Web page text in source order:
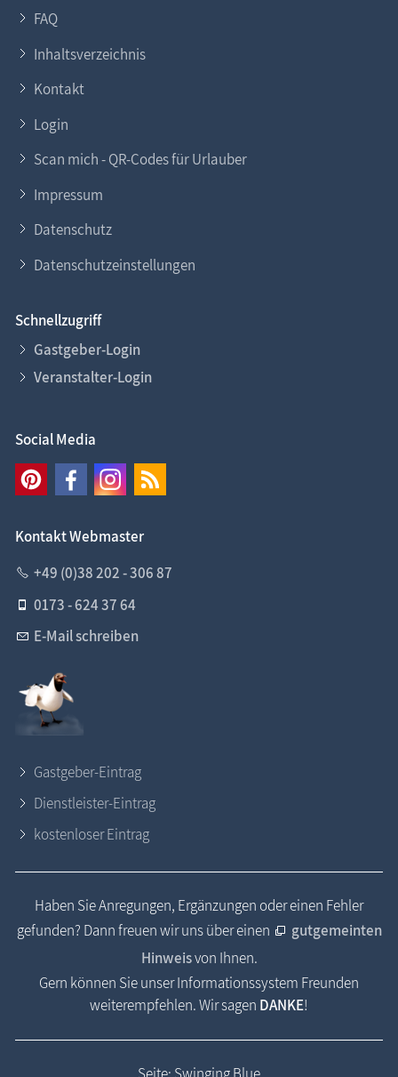
FAQ
Inhaltsverzeichnis
Kontakt
Login
Scan mich - QR-Codes für Urlauber
Impressum
Datenschutz
Datenschutzeinstellungen
Schnellzugriff
Gastgeber-Login
Veranstalter-Login
Social Media
Kontakt Webmaster
+49 (0)38 202 - 306 87
0173 - 624 37 64
E-Mail schreiben
Gastgeber-Eintrag
Dienstleister-Eintrag
kostenloser Eintrag
Haben Sie Anregungen, Ergänzungen oder einen Fehler
gefunden? Dann freuen wir uns über einen
gutgemeinten
Hinweisvon Ihnen.
Gern können Sie unser Informationssystem Freunden
weiterempfehlen. Wir sagen DANKE!